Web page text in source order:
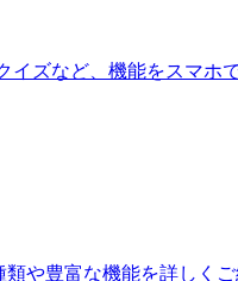
イズなど、機能をスマホ
や豊富な機能を詳しくご